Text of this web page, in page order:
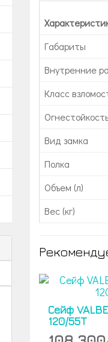
Габариты
Внутренние
Класс
Вид замка
Полка
Объем (л)
Вес (кг)
Сейф
120/55T